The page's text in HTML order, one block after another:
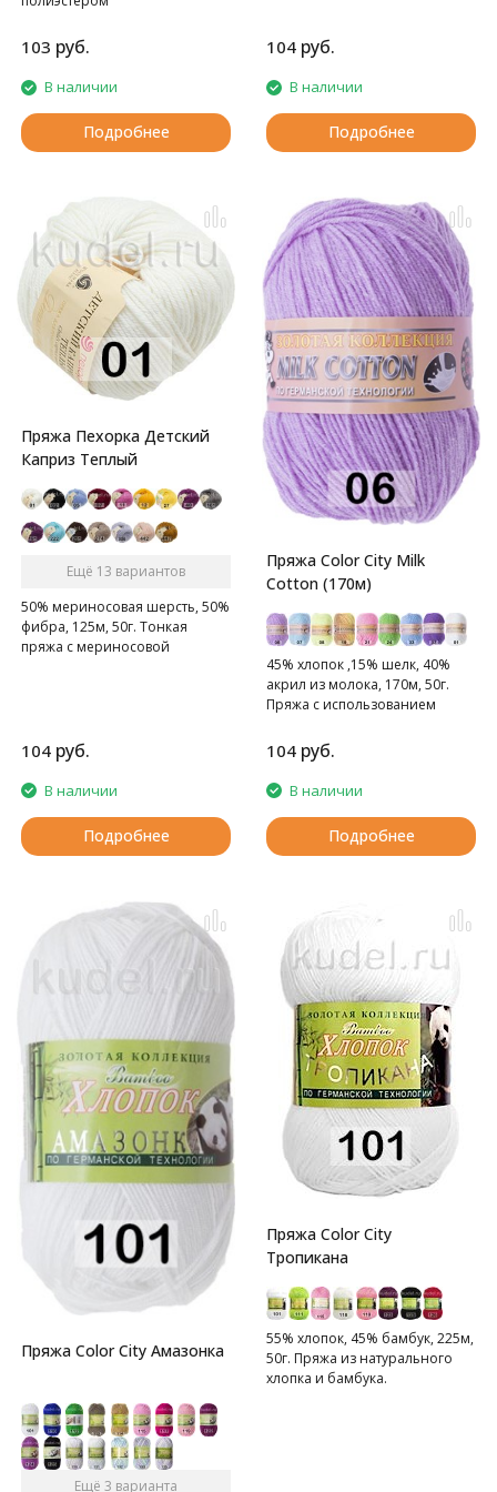
103 руб.
В наличии
Подробнее
104 руб.
В наличии
Подробнее
Пряжа Пехорка Детский
Каприз Теплый
Ещё 13 вариантов
50% мериносовая шерсть, 50%
фибра, 125м, 50г. Тонкая
пряжа с мериносовой
104 руб.
В наличии
Подробнее
Пряжа Color City Milk
Cotton (170м)
45% хлопок ,15% шелк, 40%
акрил из молока, 170м, 50г.
Пряжа с использованием
104 руб.
В наличии
Подробнее
Пряжа Color City Амазонка
Ещё 3 варианта
Пряжа Color City
Тропикана
55% хлопок, 45% бамбук, 225м,
50г. Пряжа из натурального
хлопка и бамбука.